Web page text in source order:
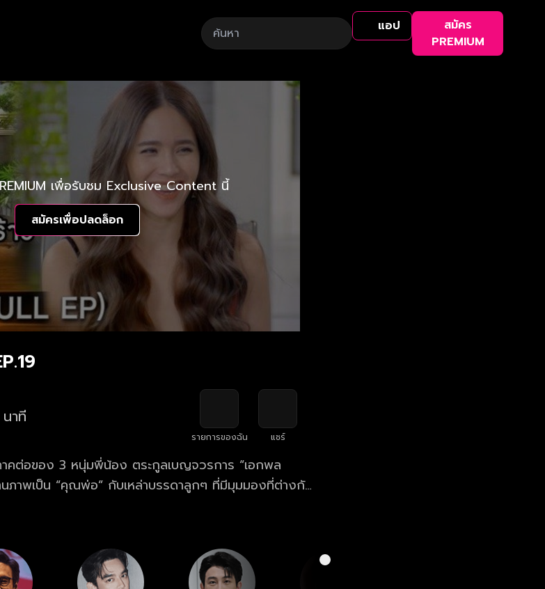
แอป
สมัคร
PREMIUM
เพื่อรับชม Exclusive Content นี้
สมัครเพื่อปลดล็อก
าที
รายการของฉัน แชร์
คต่อของ 3 หนุ่มพี่น้อง ตระกูลเบญจวรการ “เอกพล
ภาพเป็น “คุณพ่อ” กับเหล่าบรรดาลูกๆ ที่มีมุมมองที่ต่างกัน
วามสนุกสุดฮาจึงเกิดขึ้น!!!